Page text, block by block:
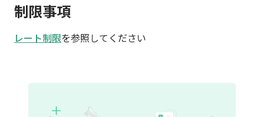
制限事項
レート制限を参照してください